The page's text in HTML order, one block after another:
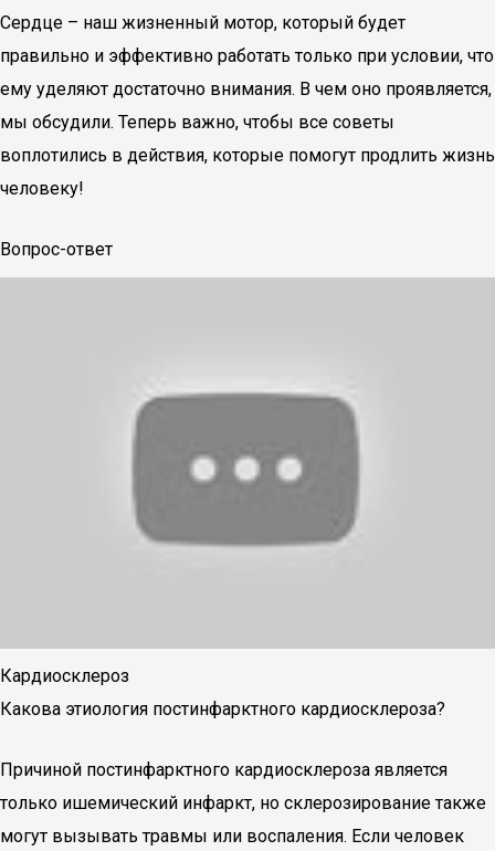
Сердце – наш жизненный мотор, который будет
правильно и эффективно работать только при условии, что
ему уделяют достаточно внимания. В чем оно проявляется,
мы обсудили. Теперь важно, чтобы все советы
воплотились в действия, которые помогут продлить жизнь
человеку!
Вопрос-ответ
Кардиосклероз
Какова этиология постинфарктного кардиосклероза?
Причиной постинфарктного кардиосклероза является
только ишемический инфаркт, но склерозирование также
могут вызывать травмы или воспаления. Если человек